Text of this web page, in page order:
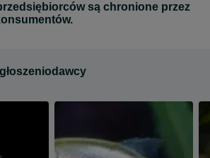
są chronione przez